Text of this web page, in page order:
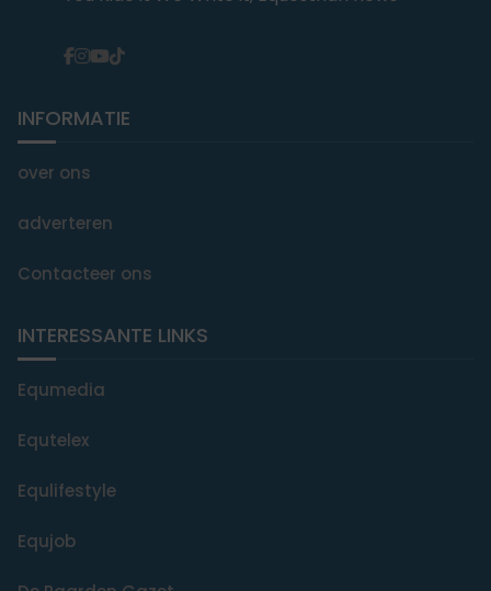
INFORMATIE
over ons
adverteren
Contacteer ons
INTERESSANTE LINKS
Equmedia
Equtelex
Equlifestyle
Equjob